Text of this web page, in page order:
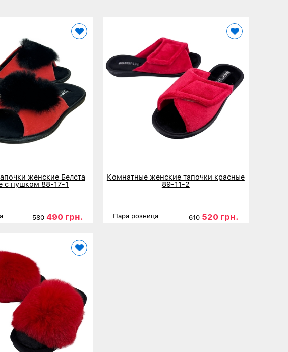
женские Белста
с пушком 88-17-1
580 490 грн.
Комнатные женские тапочки красные
89-11-2
Пара розница 610 520 грн.